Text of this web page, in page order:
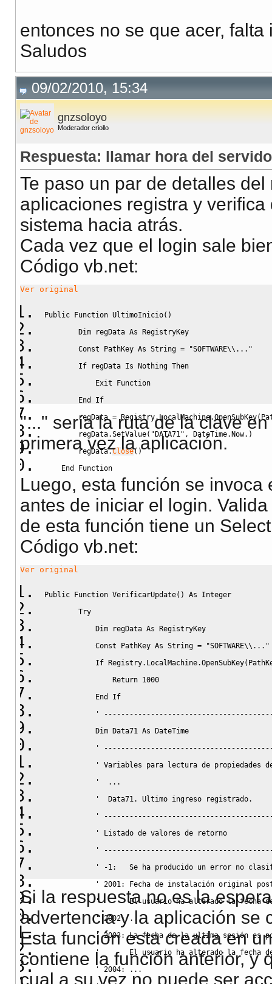
entonces no se que acer,
Saludos
09/02/2010, 15:34
gnzsoloyo
Moderador criollo
Respuesta: llamar hora del
Te paso un par de detalles
aplicaciones registra y
sistema hacia atrás.
Cada vez que el login sale
Código vb.net:
Ver original
Public Function UltimoInicio( )
Dim regData As RegistryKey
Const PathKey As String =
"SOFTWARE\\..."
If regData Is Nothing Then
Exit
Function
End
If
regData = Registry. LocalMachine.OpenSubKey(
regData.SetValue( "DATA71" , DateTime.Now. )
regData.Close( )
End
Function
"..." sería la ruta de la clave
primera vez la aplicación.
Luego, esta función se
antes de iniciar el login.
de esta función tiene un
Código vb.net:
Ver original
Public Function VerificarUpdate( ) As
Integer
Try
Dim regData As RegistryKey
Const PathKey As String =
"SOFTWARE\\..."
If Registry. LocalMachine.OpenSubKey(
Return 1000
End
If
'
Dim Data71 As DateTime
'
' Variables para lectura de propiedades
'  ...
'  Data71. Ultimo ingreso registrado.
'
' Listado de valores de retorno
'
' -1:   Se ha producido un error no
' 2001: Fecha de instalación original
'       El usuario ha alterado la fecha
' 2002: ...
' 2003: La fecha de la ultima sesión es
'       El usuario ha alterado la fecha
' 2004: ...
Si la respuesta no es la
advertencia y la aplicación se
Esta función esta creada en
contiene la función anterior, y
cual a su vez no puede ser